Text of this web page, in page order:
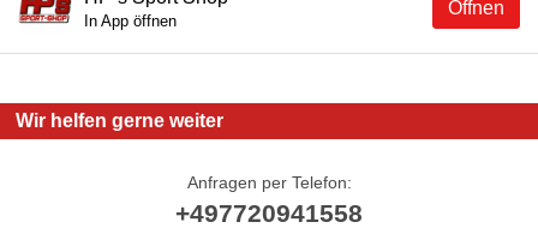
Öffnen
In App öffnen
Wir helfen gerne weiter
Anfragen per Telefon:
+497720941558